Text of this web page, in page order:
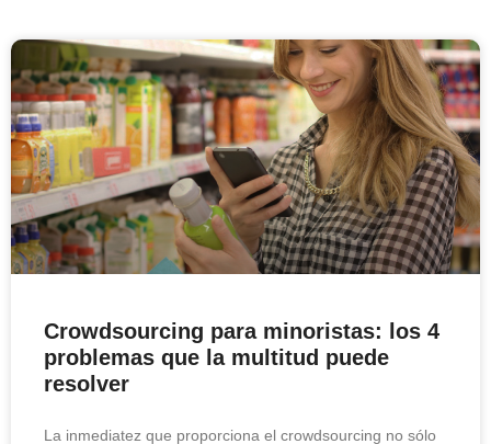
Crowdsourcing para minoristas: los 4
problemas que la multitud puede
resolver
La inmediatez que proporciona el crowdsourcing no sólo